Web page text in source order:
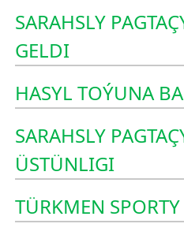
SARAHSLY
GELDI
HASYL TOÝUNA
SARAHSLY
ÜSTÜNLIGI
TÜRKMEN SPORTY